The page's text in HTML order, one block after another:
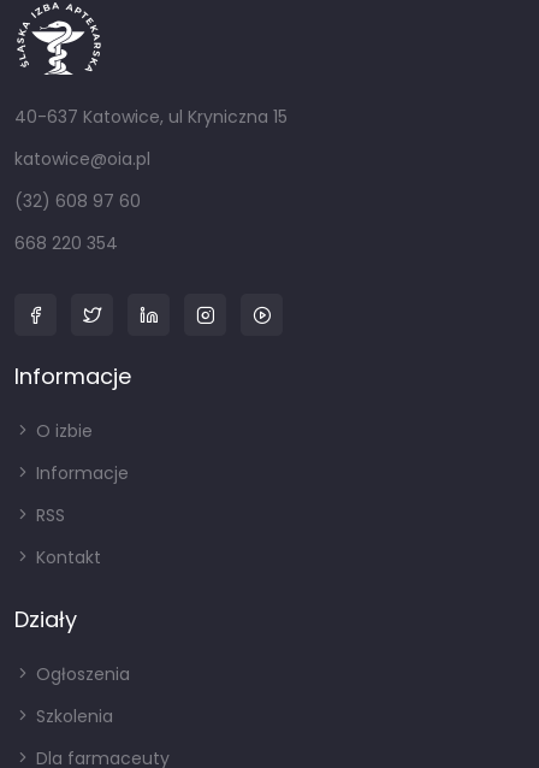
40-637 Katowice, ul Kryniczna 15
katowice@oia.pl
(32) 608 97 60
668 220 354
Informacje
O izbie
Informacje
RSS
Kontakt
Działy
Ogłoszenia
Szkolenia
Dla farmaceuty